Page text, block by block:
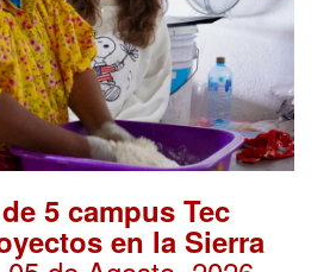
5 campus Tec
en la Sierra